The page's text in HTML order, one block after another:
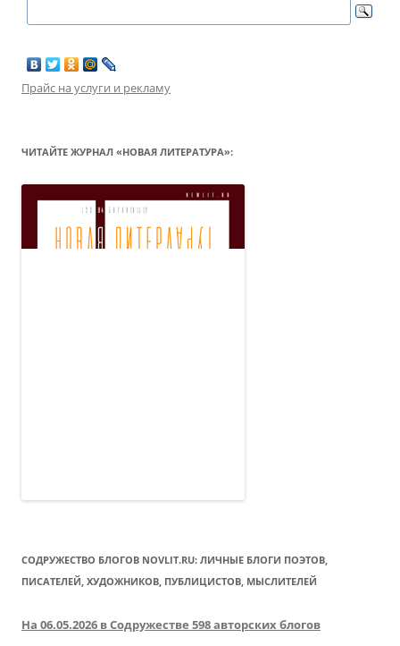
Прайс на услуги и рекламу
ЧИТАЙТЕ ЖУРНАЛ «НОВАЯ ЛИТЕРАТУРА»:
СОДРУЖЕСТВО БЛОГОВ NOVLIT.RU: ЛИЧНЫЕ БЛОГИ ПОЭТОВ,
ПИСАТЕЛЕЙ, ХУДОЖНИКОВ, ПУБЛИЦИСТОВ, МЫСЛИТЕЛЕЙ
На 06.05.2026 в Содружестве 598 авторских блогов